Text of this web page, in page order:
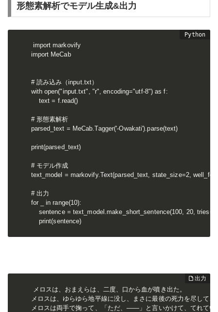
形態素解析でモデル生成&出力
import markovify
import MeCab
# 読み込み（input.txt）
with open("input.txt", "r", encoding="utf-8") as f:
    text = f.read()
# 形態素解析
parsed_text = MeCab.Tagger('-Owakati').parse(text)
print(parsed_text)
# モデル作成
text_model = markovify.Text(parsed_text, state_size=2,
# 出力
for _ in range(10):
sentence = text_model.make_short_sentence(100, 20,
    print(sentence)
メロスは、おまえらは、二度、口から血が噴き出た。
メロスは、ゆらゆら地平線に没し、まさに最後の死力を尽して
メロスは両手で掬って、「ただ、――」と言いかけて、てれてい